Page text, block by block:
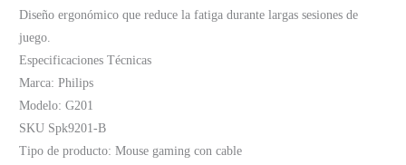
Diseño ergonómico que reduce la fatiga durante largas sesiones de
juego.
Especificaciones Técnicas
Marca: Philips
Modelo: G201
SKU Spk9201-B
Tipo de producto: Mouse gaming con cable